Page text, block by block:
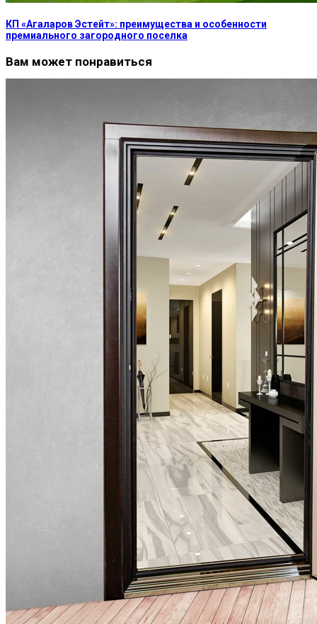
КП «Агаларов Эстейт»: преимущества и особенности
премиального загородного поселка
Вам может понравиться